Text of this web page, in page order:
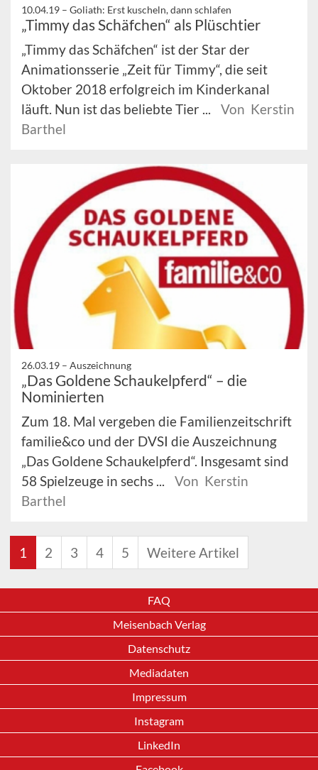
10.04.19 – Goliath: Erst kuscheln, dann schlafen
„Timmy das Schäfchen“ als Plüschtier
„Timmy das Schäfchen“ ist der Star der
Animationsserie „Zeit für Timmy“, die seit
Oktober 2018 erfolgreich im Kinderkanal
läuft. Nun ist das beliebte Tier ...
Von Kerstin
Barthel
26.03.19 – Auszeichnung
„Das Goldene Schaukelpferd“ – die
Nominierten
Zum 18. Mal vergeben die Familienzeitschrift
familie&co und der DVSI die Auszeichnung
„Das Goldene Schaukelpferd“. Insgesamt sind
58 Spielzeuge in sechs ...
Von Kerstin
Barthel
1 2 3 4 5 Weitere Artikel
FAQ
Meisenbach Verlag
Datenschutz
Mediadaten
Impressum
Instagram
LinkedIn